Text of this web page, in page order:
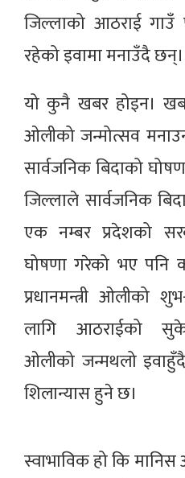
जिल्लाको आठराई गाउँ
रहेको इवामा मनाउँदै छन्।
यो कुनै खबर होइन।
ओलीको जन्मोत्सव
सार्वजनिक बिदाको
जिल्लाले सार्वजनिक
एक नम्बर प्रदेशको
घोषणा गरेको भए पनि
प्रधानमन्त्री ओलीको
लागि आठराईको
ओलीको जन्मथलो
शिलान्यास हुने छ।
स्वाभाविक हो कि